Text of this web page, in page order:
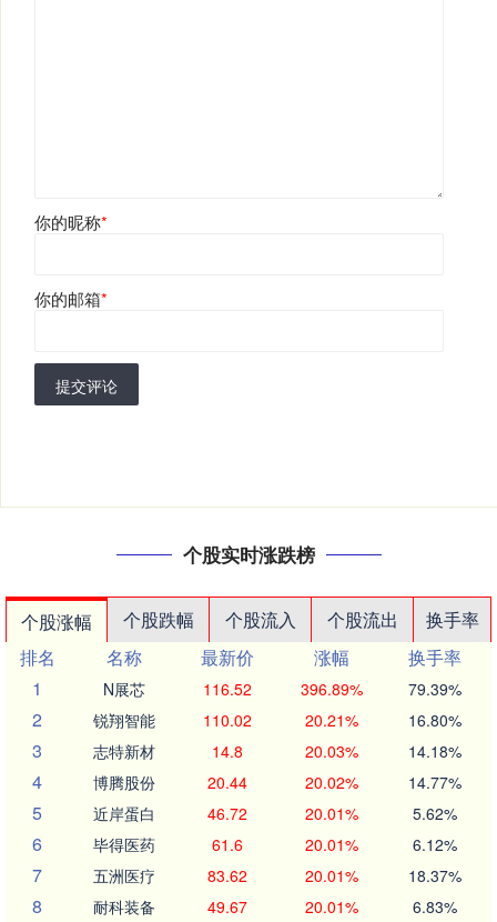
你的昵称*
你的邮箱*
提交评论
个股实时涨跌榜
个股涨幅 个股跌幅 个股流入 个股流出
换手率
排名
名称 最新价 涨幅
换手率
1
N展芯 116.52 396.89% 79.39%
2 锐翔智能 110.02 20.21% 16.80%
3 志特新材 14.8 20.03% 14.18%
4 博腾股份 20.44 20.02% 14.77%
5 近岸蛋白 46.72 20.01% 5.62%
6 毕得医药 61.6 20.01% 6.12%
7 五洲医疗 83.62 20.01% 18.37%
8 耐科装备 49.67 20.01% 6.83%